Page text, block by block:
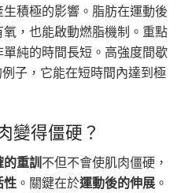
生積極的影響。脂肪在運動後
，也能啟動燃脂機制。重點
單純的時間長短。高強度間歇
子，它能在短時間內達到極
變得僵硬？
的重訓不但不會使肌肉僵硬，
性 。關鍵在於運動後的伸展 。